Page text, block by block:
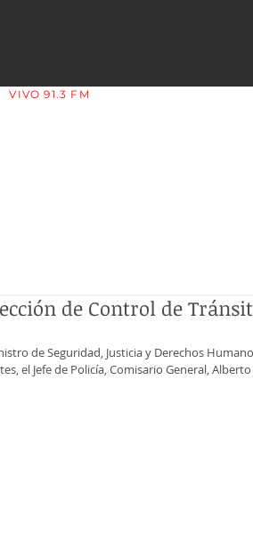
VIVO 91.3 FM
de Control de
de Seguridad, Justicia y Derechos
el Jefe de Policía, Comisario General,